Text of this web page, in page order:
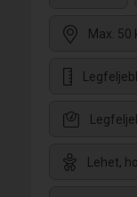
Max. 50
Lehet,